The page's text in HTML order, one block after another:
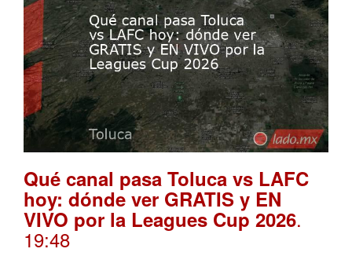
Qué canal pasa Toluca vs LAFC
hoy: dónde ver GRATIS y EN
VIVO por la Leagues Cup 2026.
19:48